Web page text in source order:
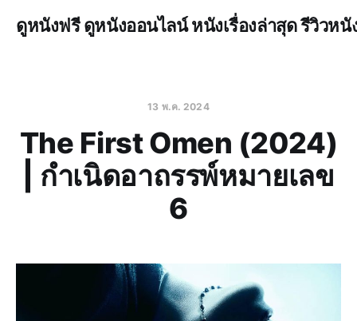
ดูหนังฟรี ดูหนังออนไลน์ หนังเรื่องล่าสุด รีวิวหนั
13 พ.ค. 2024
The First Omen (2024)
| กำเนิดอาถรรพ์หมายเลข
6